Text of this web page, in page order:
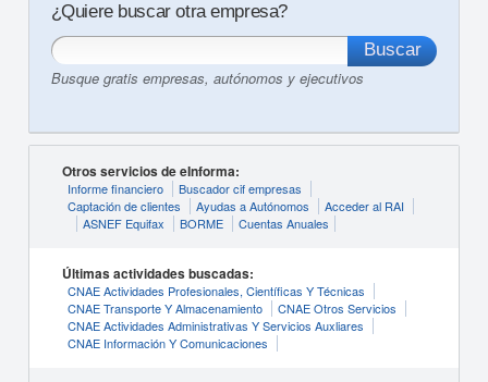
¿Quiere buscar otra empresa?
Busque gratis empresas, autónomos y ejecutivos
Otros servicios de eInforma:
Informe financiero
Buscador cif empresas
Captación de clientes
Ayudas a Autónomos
Acceder al RAI
ASNEF Equifax
BORME Cuentas Anuales
Últimas actividades buscadas:
CNAE Actividades Profesionales, Científicas Y Técnicas
CNAE Transporte Y Almacenamiento
CNAE Otros Servicios
CNAE Actividades Administrativas Y Servicios Auxliares
CNAE Información Y Comunicaciones